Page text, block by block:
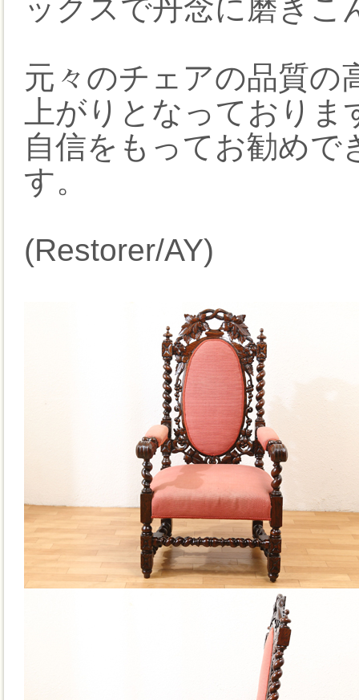
ックスで丹念に磨きこ
元々のチェアの品質の
上がりとなっておりま
自信をもってお勧めで
す。
(Restorer/AY)